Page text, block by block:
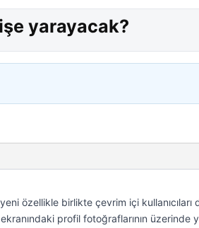
yarayacak?
özellikle birlikte çevrim içi kullanıcıları
profil fotoğraflarının üzerinde